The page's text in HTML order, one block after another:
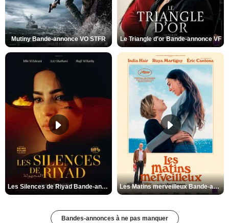
Mutiny Bande-annonce VO STFR Le Triangle d'or Bande-annonce VF
Les Silences de Riyad Bande-annonce VO STFR Les Matins merveilleux Bande-annonce VF
Bandes-annonces à ne pas manquer